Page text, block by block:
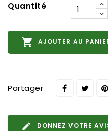
Quantité
 AJOUTER AU
Partager
DONNEZ VOTRE